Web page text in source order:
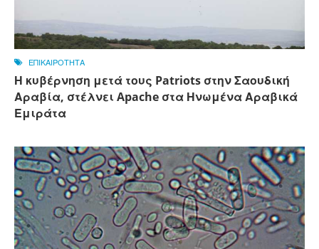
ΕΠΙΚΑΙΡΟΤΗΤΑ
Η κυβέρνηση μετά τους Patriots στην Σαουδική
Αραβία, στέλνει Apache στα Ηνωμένα Αραβικά
Εμιράτα